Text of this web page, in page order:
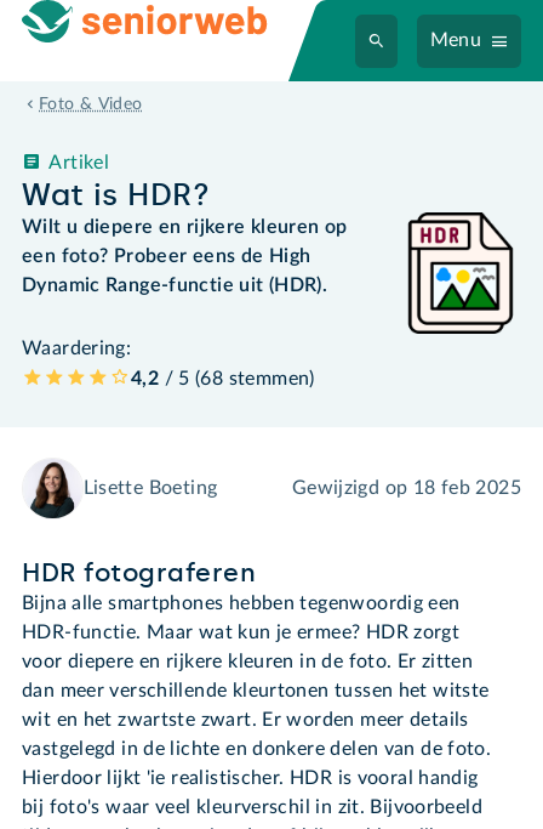
Menu
Foto & Video
Wat is HDR?
Artikel
Wilt u diepere en rijkere kleuren op
een foto? Probeer eens de High
Dynamic Range-functie uit (HDR).
Waardering:
4,2 / 5 (68 stemmen)
Lisette Boeting Gewijzigd op 18 feb 2025
HDR fotograferen
Bijna alle smartphones hebben tegenwoordig een
HDR-functie. Maar wat kun je ermee? HDR zorgt
voor diepere en rijkere kleuren in de foto. Er zitten
dan meer verschillende kleurtonen tussen het witste
wit en het zwartste zwart. Er worden meer details
vastgelegd in de lichte en donkere delen van de foto.
Hierdoor lijkt 'ie realistischer. HDR is vooral handig
bij foto's waar veel kleurverschil in zit. Bijvoorbeeld